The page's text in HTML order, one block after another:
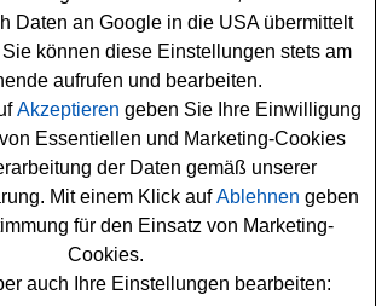
im R2 Rio Calma Hotel & Spa
Der Flug, der Hotelaufenthalt im
Halbpension sind bereits inklusive –
Paket, das keine Wünsche
Glück können Sie die tolle
gewinnen.
denkbar einfach und kostenlos:
lediglich die Gewinnspielfrage und
Formular aus. Mit etwas Glück
tollen Fuerteventura Urlaub gewinnen
Daten an Google in die USA übermittelt
können diese Einstellungen stets am
aufrufen und bearbeiten.
Akzeptieren geben Sie Ihre Einwilligung
Essentiellen und Marketing-Cookies
der Daten gemäß unserer
Mit einem Klick aufAblehnen geben
für den Einsatz von Marketing-
Cookies.
auch Ihre Einstellungen bearbeiten: